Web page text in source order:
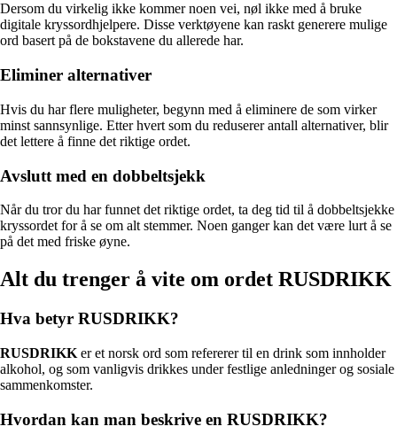
Dersom du virkelig ikke kommer noen vei, nøl ikke med å bruke
digitale kryssordhjelpere. Disse verktøyene kan raskt generere mulige
ord basert på de bokstavene du allerede har.
Eliminer alternativer
Hvis du har flere muligheter, begynn med å eliminere de som virker
minst sannsynlige. Etter hvert som du reduserer antall alternativer, blir
det lettere å finne det riktige ordet.
Avslutt med en dobbeltsjekk
Når du tror du har funnet det riktige ordet, ta deg tid til å dobbeltsjekke
kryssordet for å se om alt stemmer. Noen ganger kan det være lurt å se
på det med friske øyne.
Alt du trenger å vite om ordet RUSDRIKK
Hva betyr RUSDRIKK?
RUSDRIKK er et norsk ord som refererer til en drink som innholder
alkohol, og som vanligvis drikkes under festlige anledninger og sosiale
sammenkomster.
Hvordan kan man beskrive en RUSDRIKK?